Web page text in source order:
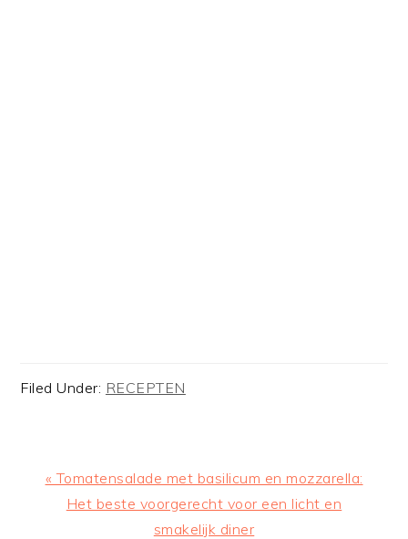
Filed Under: RECEPTEN
Previous
Post:
« Tomatensalade met basilicum en mozzarella:
Het beste voorgerecht voor een licht en
smakelijk diner